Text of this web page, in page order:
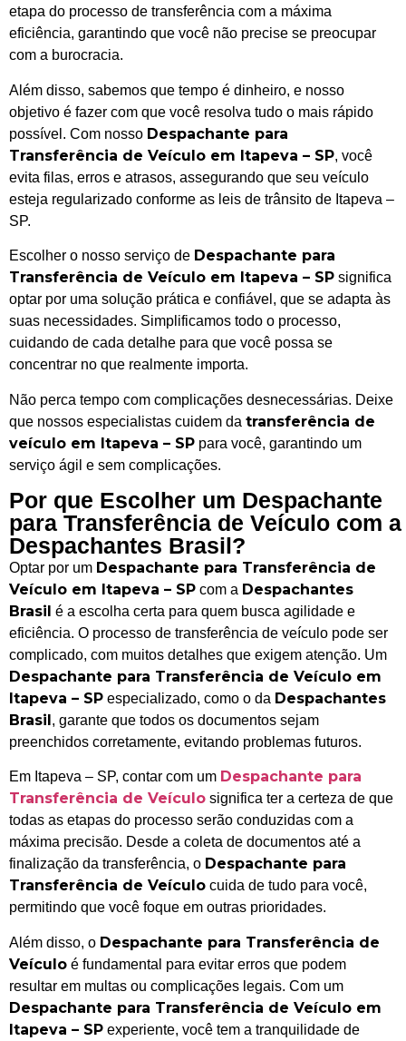
etapa do processo de transferência com a máxima
eficiência, garantindo que você não precise se preocupar
com a burocracia.
Além disso, sabemos que tempo é dinheiro, e nosso
objetivo é fazer com que você resolva tudo o mais rápido
possível. Com nosso Despachante para
Transferência de Veículo em Itapeva – SP, você
evita filas, erros e atrasos, assegurando que seu veículo
esteja regularizado conforme as leis de trânsito de Itapeva –
SP.
Escolher o nosso serviço de Despachante para
Transferência de Veículo em Itapeva – SP significa
optar por uma solução prática e confiável, que se adapta às
suas necessidades. Simplificamos todo o processo,
cuidando de cada detalhe para que você possa se
concentrar no que realmente importa.
Não perca tempo com complicações desnecessárias. Deixe
que nossos especialistas cuidem da transferência de
veículo em Itapeva – SP para você, garantindo um
serviço ágil e sem complicações.
Por que Escolher um Despachante
para Transferência de Veículo com a
Despachantes Brasil?
Optar por um Despachante para Transferência de
Veículo em Itapeva – SP com a Despachantes
Brasil é a escolha certa para quem busca agilidade e
eficiência. O processo de transferência de veículo pode ser
complicado, com muitos detalhes que exigem atenção. Um
Despachante para Transferência de Veículo em
Itapeva – SP especializado, como o da Despachantes
Brasil, garante que todos os documentos sejam
preenchidos corretamente, evitando problemas futuros.
Em Itapeva – SP, contar com um Despachante para
Transferência de Veículo significa ter a certeza de que
todas as etapas do processo serão conduzidas com a
máxima precisão. Desde a coleta de documentos até a
finalização da transferência, o Despachante para
Transferência de Veículo cuida de tudo para você,
permitindo que você foque em outras prioridades.
Além disso, o Despachante para Transferência de
Veículo é fundamental para evitar erros que podem
resultar em multas ou complicações legais. Com um
Despachante para Transferência de Veículo em
Itapeva – SP experiente, você tem a tranquilidade de